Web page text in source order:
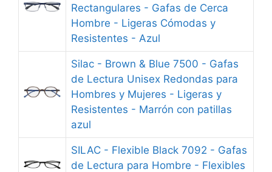
Rectangulares - Gafas de Cerca
Hombre - Ligeras Cómodas y
Resistentes - Azul
Silac - Brown & Blue 7500 - Gafas
de Lectura Unisex Redondas para
Hombres y Mujeres - Ligeras y
Resistentes - Marrón con patillas
azul
SILAC - Flexible Black 7092 - Gafas
de Lectura para Hombre - Flexibles